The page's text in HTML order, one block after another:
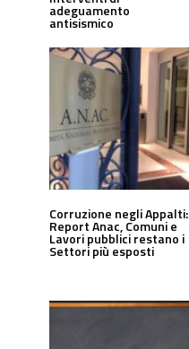
adeguamento
antisismico
Corruzione negli Appalti:
Report Anac, Comuni e
Lavori pubblici restano i
Settori più esposti